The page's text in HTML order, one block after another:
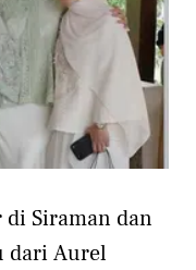
di Siraman dan
dari Aurel